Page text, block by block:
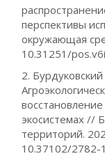
перспективы
окружающая
10.31251/
2.
экосистемах //
территорий.
10.37102/2782-